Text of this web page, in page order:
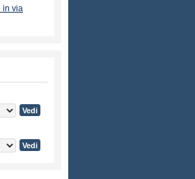
in via